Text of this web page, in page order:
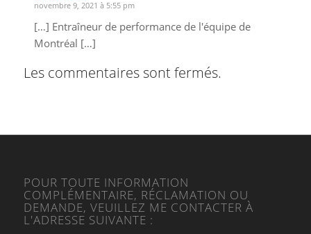
novembre 9, 2021 à 5:55 pm
[…] Entraîneur de performance de l'équipe de
Montréal […]
Les commentaires sont fermés.
POUR TOUTE INFORMATION
COMPLÉMENTAIRE, RÉCLAMATION OU
DEMANDE, VEUILLEZ ME CONTACTER À
L'ADRESSE SUIVANTE :